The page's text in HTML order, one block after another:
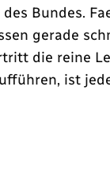
Bundes.
gerade
die reine
ist